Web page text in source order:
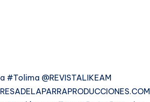
@REVISTALIKEAM